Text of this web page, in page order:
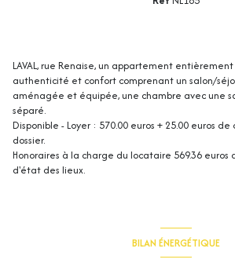
LAVAL, rue Renaise, un appartement
authenticité et confort comprenant un salon/
aménagée et équipée, une chambre avec une
séparé.
Disponible - Loyer : 570.00 euros + 25.00 euros de
dossier.
Honoraires à la charge du locataire 569.36 euros
d'état des lieux.
BILAN ÉNERGÉTIQUE